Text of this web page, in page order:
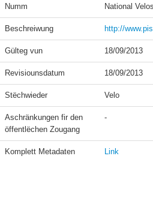
Numm National
Beschreiwung http://
Gülteg vun 18/09/2013
Revisiounsdatum 18/09/2013
Stëchwieder Velo
Aschränkungen fir den
öffentlëchen Zougang
-
Komplett Metadaten Link